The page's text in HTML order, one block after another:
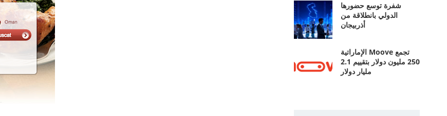
شفرة توسع حضورها
الدولي بانطلاقة من
أذربيجان
الإماراتية Moove تجمع
250 مليون دولار بتقييم 2.1
مليار دولار